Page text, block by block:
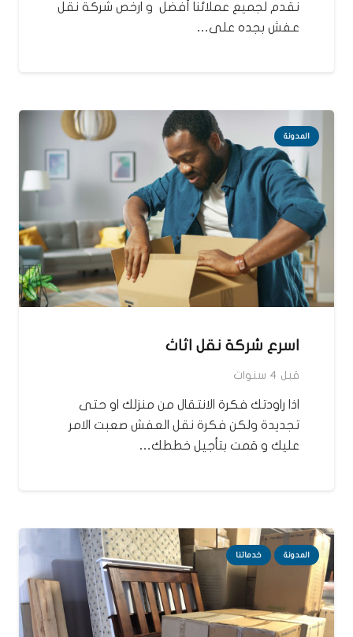
نقدم لجميع عملائنا أفضل و ارخص شركة نقل
عفش بجده على…
المدونة
اسرع شركة نقل اثاث
قبل 4 سنوات
اذا راودتك فكرة الانتقال من منزلك او حتى
تجديدة ولكن فكرة نقل العفش صعبت الامر
عليك و قمت بتأجيل خططك…
المدونة خدماتنا